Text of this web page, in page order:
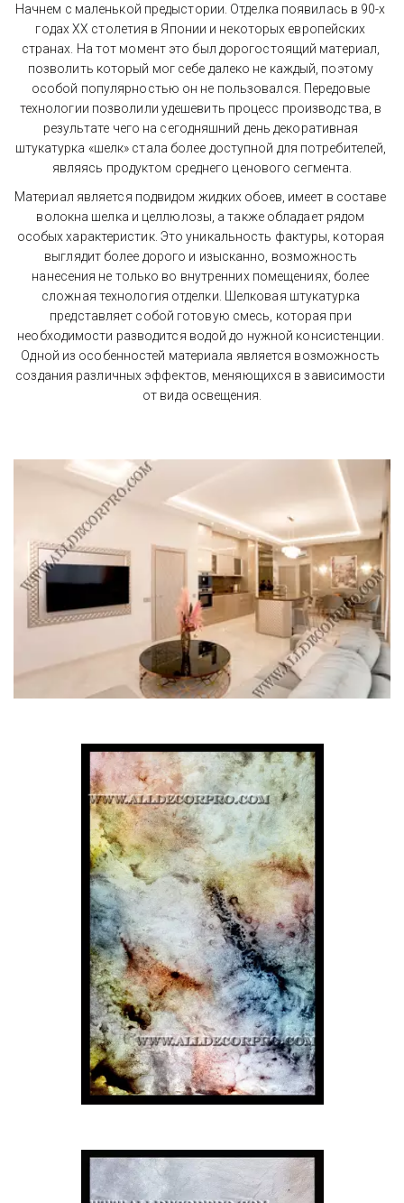
Начнем с маленькой предыстории. Отделка появилась в 90-х
годах XX столетия в Японии и некоторых европейских
странах. На тот момент это был дорогостоящий материал,
позволить который мог себе далеко не каждый, поэтому
особой популярностью он не пользовался. Передовые
технологии позволили удешевить процесс производства, в
результате чего на сегодняшний день декоративная
штукатурка «шелк» стала более доступной для потребителей,
являясь продуктом среднего ценового сегмента.
Материал является подвидом жидких обоев, имеет в составе
волокна шелка и целлюлозы, а также обладает рядом
особых характеристик. Это уникальность фактуры, которая
выглядит более дорого и изысканно, возможность
нанесения не только во внутренних помещениях, более
сложная технология отделки. Шелковая штукатурка
представляет собой готовую смесь, которая при
необходимости разводится водой до нужной консистенции.
Одной из особенностей материала является возможность
создания различных эффектов, меняющихся в зависимости
от вида освещения.